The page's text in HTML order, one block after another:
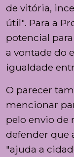
de vitória,
útil". Para a
potencial
a vontade do
igualdade
O parecer
mencionar
pelo envio de
defender que
"ajuda a